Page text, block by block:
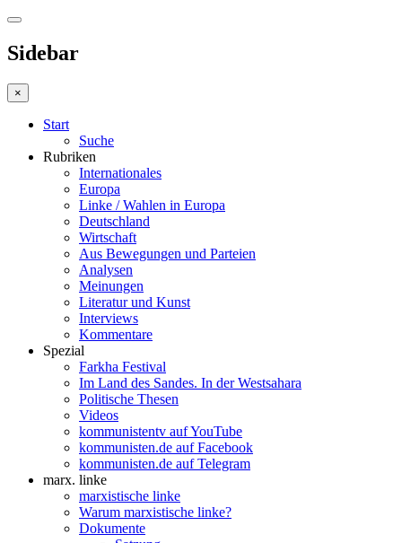
Sidebar
×
Start
Suche
Rubriken
Internationales
Europa
Linke / Wahlen in Europa
Deutschland
Wirtschaft
Aus Bewegungen und Parteien
Analysen
Meinungen
Literatur und Kunst
Interviews
Kommentare
Spezial
Farkha Festival
Im Land des Sandes. In der Westsahara
Politische Thesen
Videos
kommunistentv auf YouTube
kommunisten.de auf Facebook
kommunisten.de auf Telegram
marx. linke
marxistische linke
Warum marxistische linke?
Dokumente